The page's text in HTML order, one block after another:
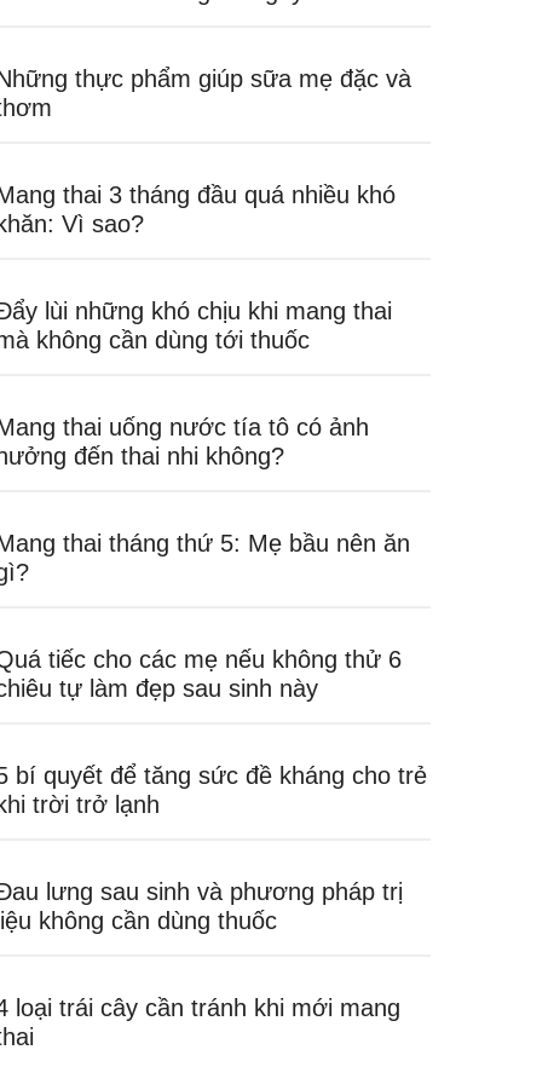
thực phẩm giúp sữa mẹ đặc và
thai 3 tháng đầu quá nhiều khó
khăn: Vì sao?
lùi những khó chịu khi mang thai
không cần dùng tới thuốc
thai uống nước tía tô có ảnh
hưởng đến thai nhi không?
thai tháng thứ 5: Mẹ bầu nên ăn
tiếc cho các mẹ nếu không thử 6
tự làm đẹp sau sinh này
bí quyết để tăng sức đề kháng cho trẻ
khi trời trở lạnh
lưng sau sinh và phương pháp trị
liệu không cần dùng thuốc
loại trái cây cần tránh khi mới mang